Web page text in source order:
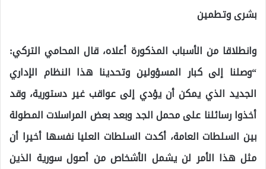
بشرى وتطمين
وانطلاقا من الأسباب المذكورة أعلاه، قال المحامي التركي:
“وصلنا إلى كبار المسؤولين وتحدينا هذا النظام الإداري
الجديد الذي يمكن أن يؤدي إلى عواقب غير دستورية، وقد
أخذوا رسائلنا على محمل الجد وبعد بعض المراسلات المطولة
بين السلطات العامة، أكدت السلطات العليا نفسها أخيرا أن
مثل هذا الأمر لن يشمل الأشخاص من أصول سورية الذين